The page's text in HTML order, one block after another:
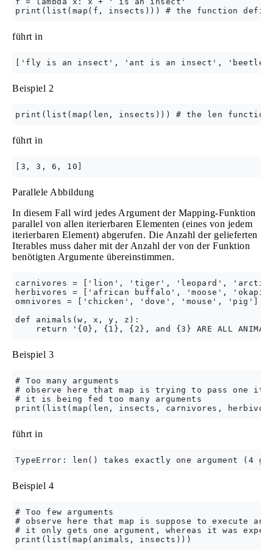
führt in
Beispiel 2
führt in
Parallele Abbildung
In diesem Fall wird jedes Argument der Mapping-Funktion
parallel von allen iterierbaren Elementen (eines von jedem
iterierbaren Element) abgerufen. Die Anzahl der gelieferten
Iterables muss daher mit der Anzahl der von der Funktion
benötigten Argumente übereinstimmen.
carnivores = ['lion', 'tiger', 'leopard', 'arctic
herbivores = ['african buffalo', 'moose',
omnivores = ['chicken', 'dove', 'mouse', 'pig']
def animals(w, x, y, z):
Beispiel 3
# Too many arguments
# observe here that map is trying to pass one
# it is being fed too many arguments
führt in
Beispiel 4
# Too few arguments
# observe here that map is suppose to execute
# it only gets one argument, whereas it was